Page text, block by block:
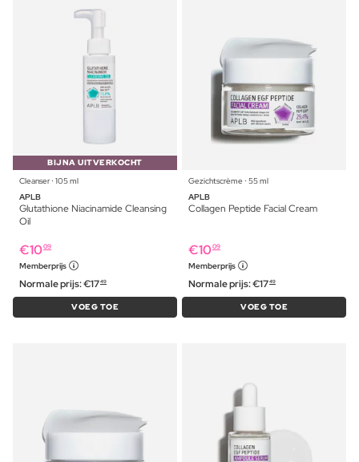
BIJNA UITVERKOCHT
Cleanser ⋅ 105 ml
APLB
Glutathione Niacinamide Cleansing
Oil
€1009
Memberprijs
Normale prijs:€1749
VOEG TOE
Gezichtscrème ⋅ 55 ml
APLB
Collagen Peptide Facial Cream
€1009
Memberprijs
Normale prijs:€1749
VOEG TOE